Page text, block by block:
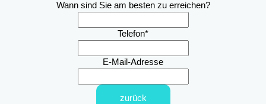
Wann sind Sie am besten zu erreichen?
Telefon*
E-Mail-Adresse
zurück